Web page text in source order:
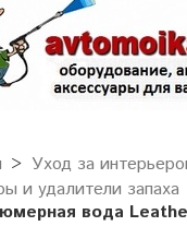
Уход за
и удалители запаха
вода